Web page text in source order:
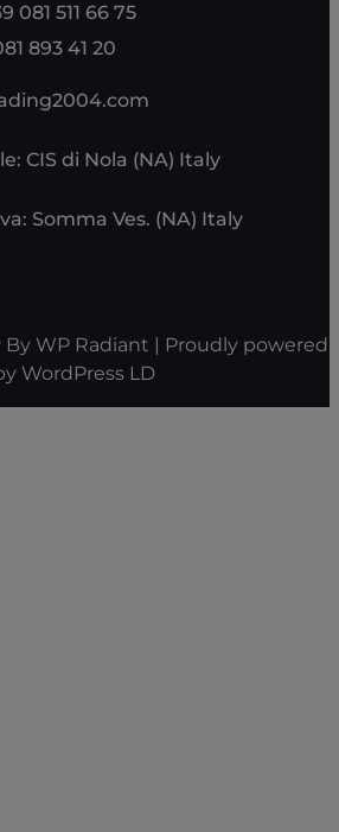
081 511 66 75
893 41 20
CIS di Nola (NA) Italy
Somma Ves. (NA) Italy
By WP Radiant | Proudly powered
WordPressLD